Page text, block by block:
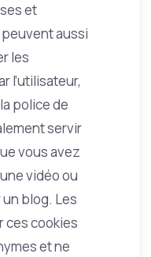
et
aussi
les
l’utilisateur,
police de
servir
vous avez
vidéo ou
blog. Les
ces cookies
et ne